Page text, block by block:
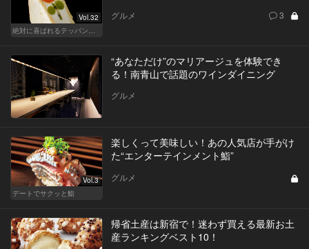
Vol.32
グルメ 3
“あなただけ”のマリアージュを体験でき
る！南青山で話題のワインダイニング
グルメ
Vol.3
デートでサクッと鮨
楽しくって美味しい！あの人気店が手がけ
た“エンターテインメント鮨”
グルメ
帰省土産は新宿で！迷わず買える最新お土
産ランキングベスト10！